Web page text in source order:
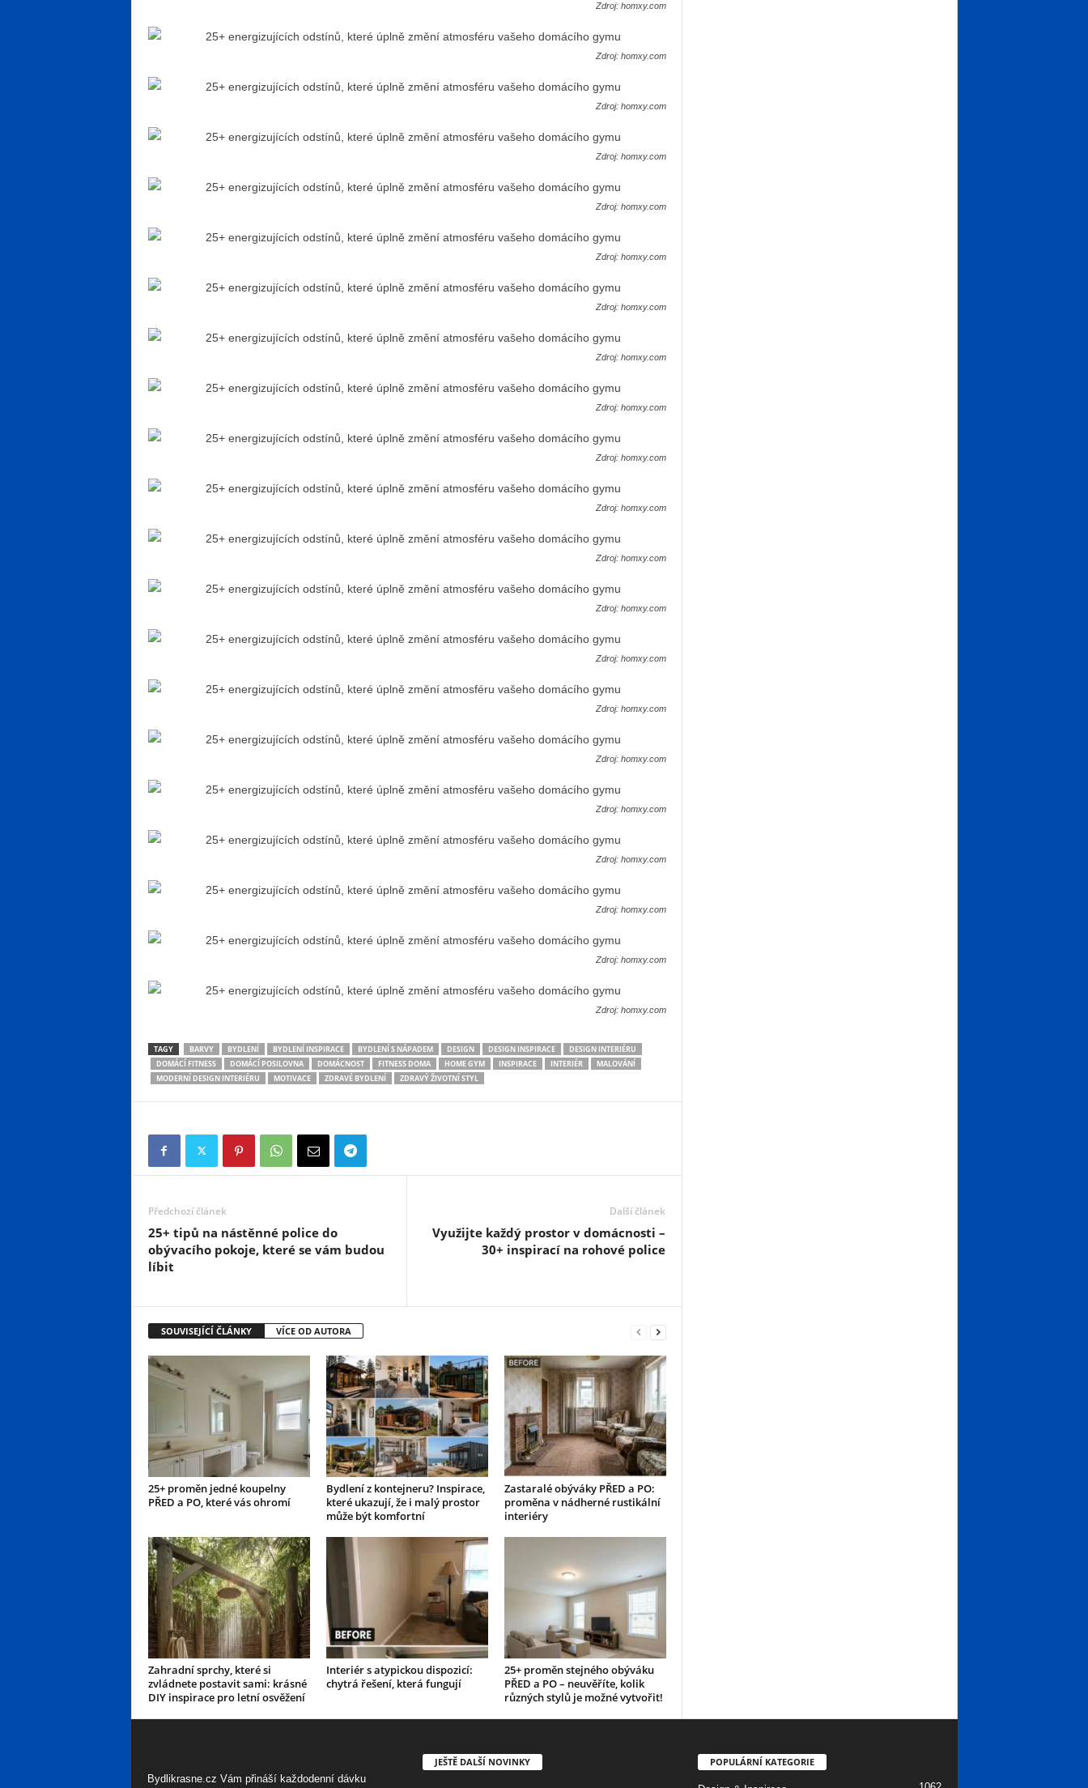
Zdroj: homxy.com
Zdroj: homxy.com
Zdroj: homxy.com
Zdroj: homxy.com
Zdroj: homxy.com
Zdroj: homxy.com
Zdroj: homxy.com
Zdroj: homxy.com
Zdroj: homxy.com
Zdroj: homxy.com
Zdroj: homxy.com
Zdroj: homxy.com
Zdroj: homxy.com
Zdroj: homxy.com
Zdroj: homxy.com
Zdroj: homxy.com
Zdroj: homxy.com
Zdroj: homxy.com
Zdroj: homxy.com
Zdroj: homxy.com
Zdroj: homxy.com
TAGY BARVY BYDLENÍ BYDLENÍ INSPIRACE BYDLENÍ S NÁPADEM DESIGN DESIGN INSPIRACE
DESIGN INTERIÉRU
DOMÁCÍ FITNESS
DOMÁCÍ POSILOVNA DOMÁCNOST FITNESS DOMA HOME GYM INSPIRACE INTERIÉR
MALOVÁNÍ
MODERNÍ DESIGN INTERIÉRU
MOTIVACE ZDRAVÉ BYDLENÍ ZDRAVÝ ŽIVOTNÍ STYL
Předchozí článek
25+ tipů na nástěnné police do
obývacího pokoje, které se vám budou
líbit
Další článek
Využijte každý prostor v domácnosti –
30+ inspirací na rohové police
SOUVISEJÍCÍ ČLÁNKY VÍCE OD AUTORA
25+ proměn jedné koupelny
PŘED a PO, které vás ohromí
Bydlení z kontejneru? Inspirace,
které ukazují, že i malý prostor
může být komfortní
Zastaralé obýváky PŘED a PO:
proměna v nádherné rustikální
interiéry
Zahradní sprchy, které si
zvládnete postavit sami: krásné
DIY inspirace pro letní osvěžení
Interiér s atypickou dispozicí:
chytrá řešení, která fungují
25+ proměn stejného obýváku
PŘED a PO – neuvěříte, kolik
různých stylů je možné vytvořit!
Bydlikrasne.cz Vám přináší každodenní dávku
JEŠTĚ DALŠÍ NOVINKY POPULÁRNÍ KATEGORIE